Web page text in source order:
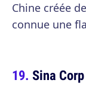
Chine créée
connue une
Sina Corp